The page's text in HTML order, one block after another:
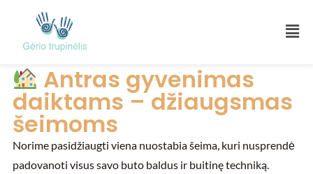
Antras gyvenimas
daiktams – džiaugsmas
šeimoms
Norime pasidžiaugti viena nuostabia šeima, kuri nusprendė
padovanoti visus savo buto baldus ir buitinę techniką.